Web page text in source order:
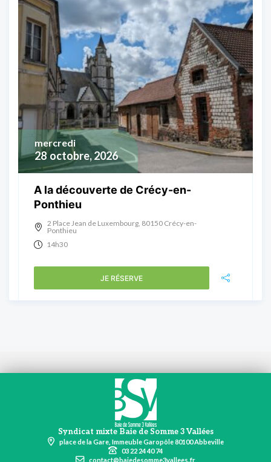
28 octobre, 2026
mercredi
A la découverte de Crécy-en-
Ponthieu
2 Place Jean de Luxembourg, 80150 Crécy-en-
Ponthieu
14h30
JE RÉSERVE
Syndicat mixte Baie de Somme 3 Vallées
place de la Gare, Immeuble Garopôle 80100 Abbeville
03 22 24 40 74
contact@baiedesomme3vallees.fr